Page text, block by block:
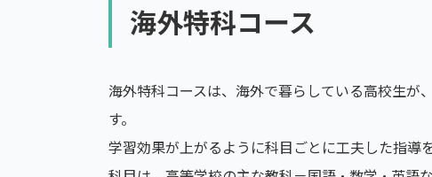
海外特科コース
海外特科コースは、海外で暮らしている高校生が
す。
学習効果が上がるように科目ごとに工夫した指導を